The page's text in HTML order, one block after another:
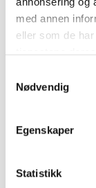
med annen
eller som de
tjenestene
Nødvendig
Egenskaper
Statistikk